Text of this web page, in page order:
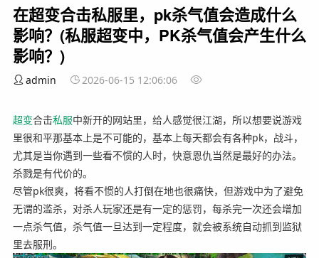
在超变合击私服里，pk杀气值会造成什么
影响？(私服超变中，PK杀气值会产生什么
影响？)
admin 2026-06-15 12:06:06
超变合击私服中新开的网站里，给人感觉很江湖，所以想要说游戏
里很和平那基本上是不可能的，基本上每天都会有各种pk，战斗，
尤其是当你遇到一些看不惯的人时，快意恩仇当然是最好的办法。
杀戮是有代价的。
尽管pk很爽，将看不惯的人打倒在地也很痛快，但游戏中为了避免
无谓的滥杀，对杀人玩家还是有一定的惩罚，每杀完一次还会增加
一点杀气值，杀气值一旦达到一定程度，就会被系统自动抓到监狱
里去服刑。